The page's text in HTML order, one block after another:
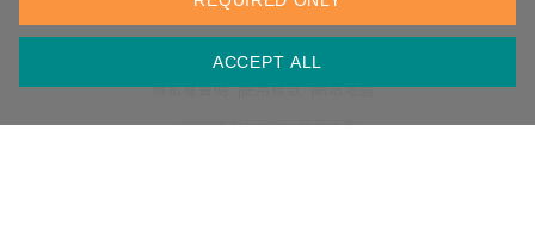
隱私權聲明 使用條款 網站地圖
© 2026 Moxa Inc. 版權所有
ACCEPT ALL